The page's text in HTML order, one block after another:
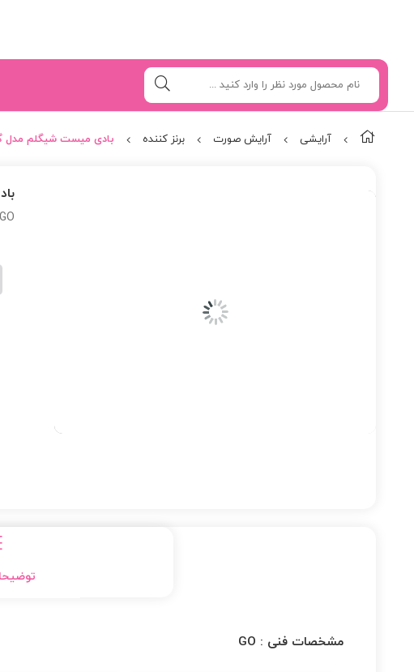
آرایشی آرایش صورت برنز کننده بادی میست شیگلم مدل
GO
مشخصات فنی : GO